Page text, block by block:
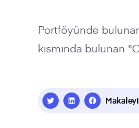
Portföyünde
kısmında bulunan